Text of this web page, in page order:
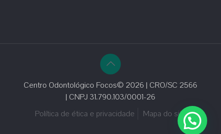
Centro Odontológico Focos© 2026 | CRO/SC 2566
| CNPJ 31.790.103/0001-26
Política de ética e privacidade
Mapa do site